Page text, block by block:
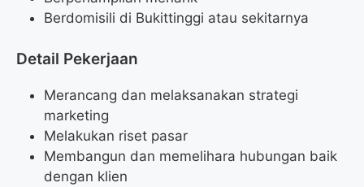
Berdomisili di Bukittinggi atau sekitarnya
Detail Pekerjaan
Merancang dan melaksanakan strategi
marketing
Melakukan riset pasar
Membangun dan memelihara hubungan baik
dengan klien